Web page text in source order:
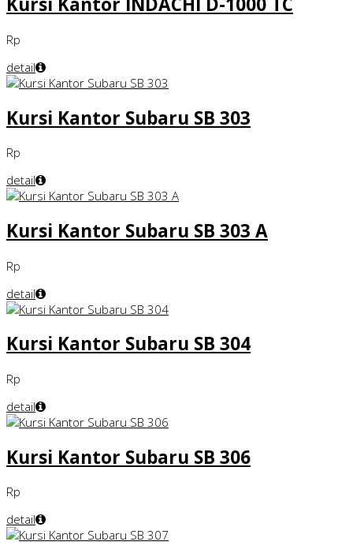
Rp
detail
Kursi Kantor Subaru SB 303
Rp
detail
Kursi Kantor Subaru SB 303 A
Rp
detail
Kursi Kantor Subaru SB 304
Rp
detail
Kursi Kantor Subaru SB 306
Rp
detail